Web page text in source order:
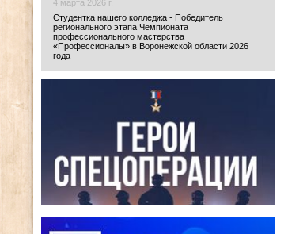
4 марта 2026 г.
Студентка нашего колледжа - Победитель
регионального этапа Чемпионата
профессионального мастерства
«Профессионалы» в Воронежской области 2026
года